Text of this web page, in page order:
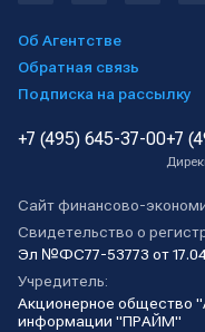
Об Агентстве
Обратная связь
Подписка на рассылку
+7 (495) 645-37-00+7
Сайт финансово-
Свидетельство о
Эл №ФС77-53773 от
Учредитель:
Акционерное общество
информации "ПРАЙМ"